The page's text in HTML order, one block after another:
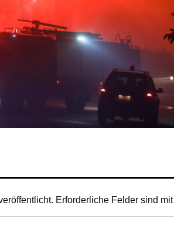
Erforderliche Felder sind mit